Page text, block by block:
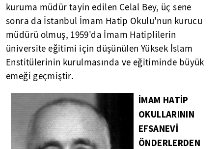
kuruma müdür tayin edilen Celal Bey, üç sene
sonra da İstanbul İmam Hatip Okulu'nun kurucu
müdürü olmuş, 1959'da İmam Hatiplilerin
üniversite eğitimi için düşünülen Yüksek İslam
Enstitülerinin kurulmasında ve eğitiminde büyük
emeği geçmiştir.
İMAM HATİP
OKULLARININ
EFSANEVİ
ÖNDERLERDEN